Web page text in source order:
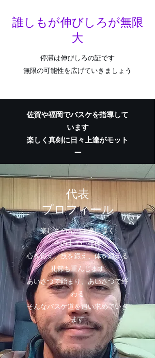
​誰しもが伸びしろが無限
大
停滞は伸びしろの証です
​無限の可能性を広げていきましょう
​佐賀や福岡でバスケを指導して
います
​楽しく真剣に日々上達がモット
ー
​​代表
プロフィール
楽しさの先の上達に導く
その上で心技体
心を鍛え、技を鍛え、体を鍛える
礼節も重んじます
あいさつで始まり、あいさつで終
わる
そんなバスケ道を追い求めていき
ます